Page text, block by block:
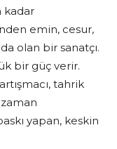
kadar
emin, cesur,
olan bir sanatçı.
bir güç verir.
tahrik
yapan, keskin